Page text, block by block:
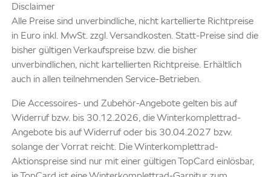
Disclaimer
Alle Preise sind unverbindliche, nicht kartellierte Richtpreise
in Euro inkl. MwSt. zzgl. Versandkosten. Statt-Preise sind die
bisher gültigen Verkaufspreise bzw. die bisher
unverbindlichen, nicht kartellierten Richtpreise. Erhältlich
auch in allen teilnehmenden Service-Betrieben.
Die Accessoires- und Zubehör-Angebote gelten bis auf
Widerruf bzw. bis 30.12.2026, die Winterkomplettrad-
Angebote bis auf Widerruf oder bis 30.04.2027 bzw.
solange der Vorrat reicht. Die Winterkomplettrad-
Aktionspreise sind nur mit einer gültigen TopCard einlösbar,